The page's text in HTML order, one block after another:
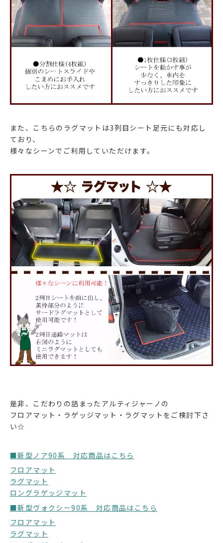
また、こちらのラグマットは3列目シート足元にも対応し
ており、
様々なシーンでご利用していただけます。
是非、こだわりの詰まったアルティジャーノの
フロアマット・ラゲッジマット・ラグマットをご検討下さ
い☆
■新型ノア90系 対応商品はこちら
フロアマット
ラグマット
ロングラゲッジマット
■新型ヴォクシー90系 対応商品はこちら
フロアマット
ラグマット